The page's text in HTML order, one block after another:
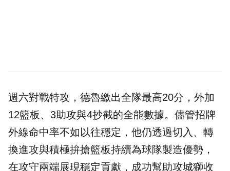
週六對戰特攻，德魯繳出全隊最高20分，外加
12籃板、3助攻與4抄截的全能數據。儘管招牌
外線命中率不如以往穩定，他仍透過切入、轉
換進攻與積極拚搶籃板持續為球隊製造優勢，
在攻守兩端展現穩定貢獻，成功幫助攻城獅收